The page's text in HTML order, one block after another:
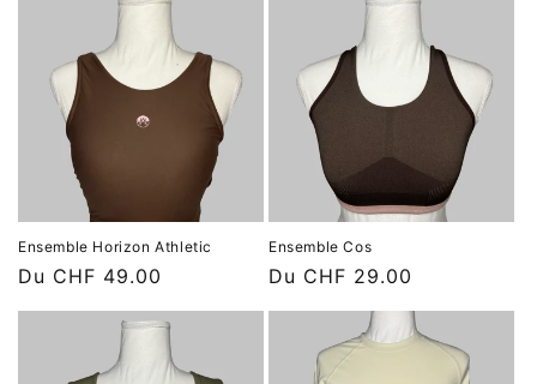
Ensemble Horizon Athletic
Prix
habituel
Du CHF 49.00
Ensemble Cos
Prix
habituel
Du CHF 29.00